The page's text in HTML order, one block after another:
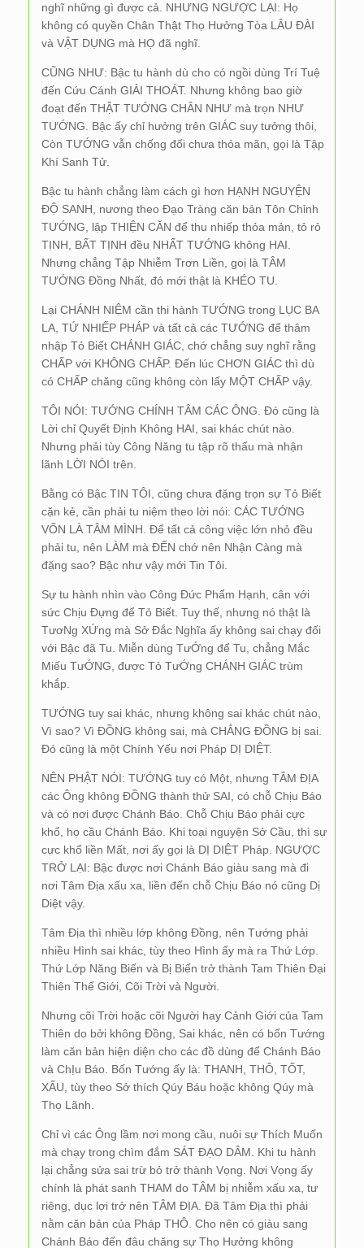
nghĩ những gì được cả. NHƯNG NGƯỢC LẠI: Họ
không có quyền Chân Thật Thọ Hưởng Tòa LÂU ĐÀI
và VẬT DỤNG mà HỌ đã nghĩ.
CŨNG NHƯ: Bậc tu hành dù cho có ngồi dùng Trí Tuệ
đến Cứu Cánh GIẢI THOÁT. Nhưng không bao giờ
đoạt đến THẬT TƯỚNG CHÂN NHƯ mà trọn NHƯ
TƯỚNG. Bậc ấy chỉ hưởng trên GIÁC suy tưởng thôi,
Còn TƯỚNG vẫn chống đối chưa thỏa mãn, gọi là Tập
Khí Sanh Tử.
Bậc tu hành chẳng làm cách gì hơn HẠNH NGUYỆN
ĐỘ SANH, nương theo Đạo Tràng căn bản Tôn Chỉnh
TƯỚNG, lập THIỆN CĂN để thu nhiếp thỏa mản, tỏ rỏ
TỊNH, BẤT TỊNH đều NHẤT TƯỚNG không HAI.
Nhưng chẳng Tập Nhiễm Trơn Liền, goị là TÂM
TƯỚNG Đồng Nhất, đó mới thật là KHÉO TU.
Lại CHÁNH NIỆM cần thi hành TƯỚNG trong LỤC BA
LA, TỨ NHIẾP PHÁP và tất cả các TƯỚNG để thâm
nhập Tỏ Biết CHÁNH GIÁC, chớ chẳng suy nghĩ rằng
CHẤP với KHÔNG CHẤP. Đến lúc CHƠN GIÁC thì dù
có CHẤP chăng cũng không còn lấy MỘT CHẤP vậy.
TÔI NÓI: TƯỚNG CHÍNH TÂM CÁC ÔNG. Đó cũng là
Lời chỉ Quyết Định Không HAI, sai khác chút nào.
Nhưng phải tùy Công Năng tu tập rõ thấu mà nhận
lãnh LỜI NÓI trên.
Bằng có Bậc TIN TÔI, cũng chưa đặng trọn sự Tỏ Biết
cặn kẻ, cần phải tu niệm theo lời nói: CÁC TƯỚNG
VỐN LÀ TÂM MÌNH. Để tất cả công việc lớn nhỏ đều
phải tu, nên LÀM mà ĐẾN chớ nên Nhận Càng mà
đặng sao? Bậc như vậy mới Tin Tôi.
Sự tu hành nhìn vào Công Đức Phẩm Hạnh, cân với
sức Chịu Đựng để Tỏ Biết. Tuy thế, nhưng nó thật là
TươNg XỨng mà Sở Đắc Nghĩa ấy không sai chạy đối
với Bậc đã Tu. Miễn dùng TưỚng để Tu, chẳng Mắc
Miếu TưỚNG, được Tỏ TưỚng CHÁNH GIÁC trùm
khắp.
TƯỚNG tuy sai khác, nhưng không sai khác chút nào,
Vì sao? Vì ĐỒNG không sai, mà CHẲNG ĐỒNG bị sai.
Đó cũng là một Chính Yếu nơi Pháp DỊ DIỆT.
NÊN PHẬT NÓI: TƯỚNG tuy có Một, nhưng TÂM ĐỊA
các Ông không ĐỒNG thành thử SAI, có chỗ Chịu Báo
và có nơi được Chánh Báo. Chỗ Chịu Báo phải cực
khổ, họ cầu Chánh Báo. Khi toại nguyện Sở Cầu, thì sự
cực khổ liền Mất, nơi ấy gọi là DỊ DIỆT Pháp. NGƯỢC
TRỞ LẠI: Bậc được nơi Chánh Báo giàu sang mà đi
nơi Tâm Địa xấu xa, liền đến chỗ Chịu Báo nó cũng Dị
Diệt vậy.
Tâm Địa thì nhiều lớp không Đồng, nên Tướng phải
nhiều Hình sai khác, tùy theo Hình ấy mà ra Thứ Lớp.
Thứ Lớp Năng Biến và Bị Biến trở thành Tam Thiên Đại
Thiên Thế Giới, Cõi Trời và Người.
Nhưng cõi Trời hoặc cõi Người hay Cảnh Giới của Tam
Thiên do bởi không Đồng, Sai khác, nên có bốn Tướng
làm căn bản hiện diện cho các đồ dùng để Chánh Báo
và ChỊu Báo. Bốn Tướng ấy là: THANH, THÔ, TỐT,
XẤU, tùy theo Sở thích Qúy Báu hoặc không Qúy mà
Thọ Lãnh.
Chỉ vì các Ông lầm nơi mong cầu, nuôi sự Thích Muốn
mà chạy trong chìm đắm SÁT ĐẠO DÂM. Khi tu hành
lại chẳng sửa sai trừ bỏ trở thành Vọng. Nơi Vọng ấy
chính là phát sanh THAM do TÂM bị nhiễm xấu xa, tư
riêng, dục lợi trở nên TÂM ĐỊA. Đã Tâm Địa thì phải
nằm căn bản của Pháp THÔ. Cho nên có giàu sang
Chánh Báo đến đâu chăng sự Thọ Hưởng không